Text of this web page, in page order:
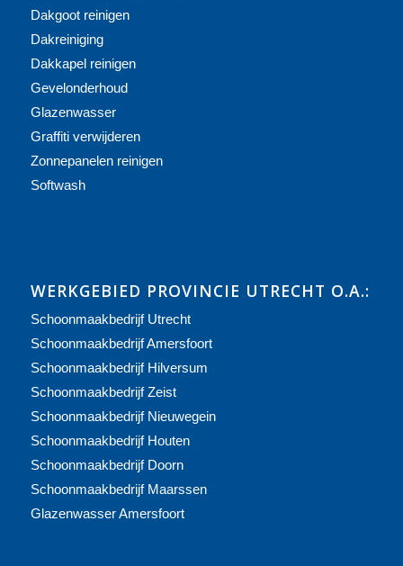
Dakgoot reinigen
Dakreiniging
Dakkapel reinigen
Gevelonderhoud
Glazenwasser
Graffiti verwijderen
Zonnepanelen reinigen
Softwash
WERKGEBIED PROVINCIE UTRECHT O.A.:
Schoonmaakbedrijf Utrecht
Schoonmaakbedrijf Amersfoort
Schoonmaakbedrijf Hilversum
Schoonmaakbedrijf Zeist
Schoonmaakbedrijf Nieuwegein
Schoonmaakbedrijf Houten
Schoonmaakbedrijf Doorn
Schoonmaakbedrijf Maarssen
Glazenwasser Amersfoort